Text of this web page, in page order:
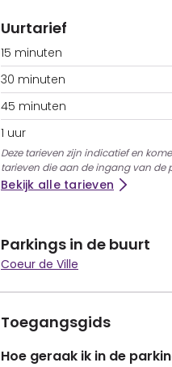
Uurtarief
15 minuten
30 minuten
45 minuten
1 uur
Deze tarieven zijn indicatief en
tarieven die aan de ingang van de
Bekijk alle tarieven
Parkings in de buurt
Coeur de Ville
Toegangsgids
Hoe geraak ik in de